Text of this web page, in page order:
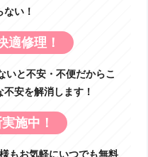
い！
適修理！
と不安・不便だからこ
安を解消します！
施中！
もお気軽にいつでも無料